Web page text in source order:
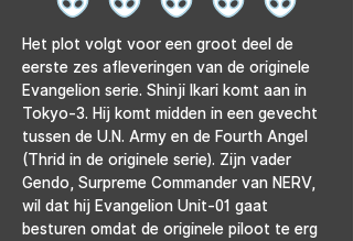
Het plot volgt voor een groot deel de
eerste zes afleveringen van de originele
Evangelion serie. Shinji Ikari komt aan in
Tokyo-3. Hij komt midden in een gevecht
tussen de U.N. Army en de Fourth Angel
(Thrid in de originele serie). Zijn vader
Gendo, Surpreme Commander van NERV,
wil dat hij Evangelion Unit-01 gaat
besturen omdat de originele piloot te erg